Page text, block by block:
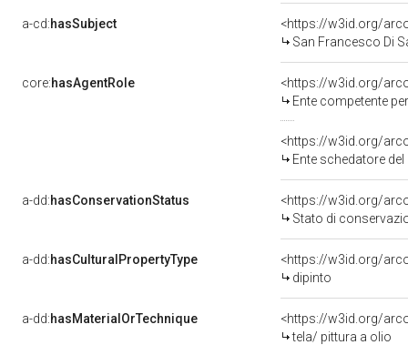
a-cd:hasSubject
<https://w3id.org/
San Francesco Di
core:hasAgentRole
<https://w3id.org/
Ente competente per
<https://w3id.org/
Ente schedatore del bene
a-dd:hasConservationStatus
<https://w3id.org/
Stato di
a-dd:hasCulturalPropertyType
<https://w3id.org/
dipinto
a-dd:hasMaterialOrTechnique
<https://w3id.org/
tela/ pittura a olio